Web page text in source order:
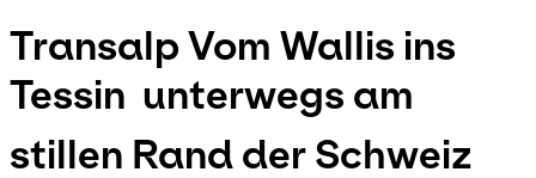
TransalpVom Wallis ins
Tessin  unterwegs am
stillen Rand der Schweiz